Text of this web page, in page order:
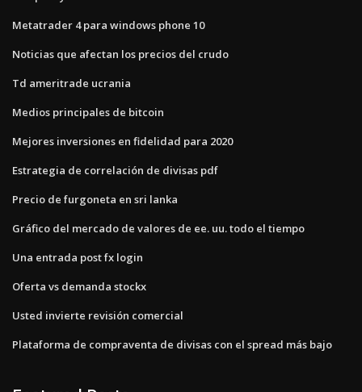
Metatrader 4 para windows phone 10
Noticias que afectan los precios del crudo
Td ameritrade ucrania
Medios principales de bitcoin
Mejores inversiones en fidelidad para 2020
Estrategia de correlación de divisas pdf
Precio de furgoneta en sri lanka
Gráfico del mercado de valores de ee. uu. todo el tiempo
Una entrada post fx login
Oferta vs demanda stockx
Usted invierte revisión comercial
Plataforma de compraventa de divisas con el spread más bajo